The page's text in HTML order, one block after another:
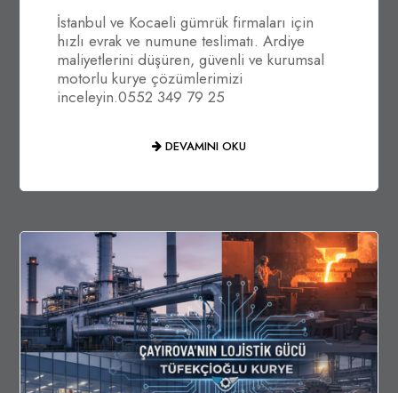
İstanbul ve Kocaeli gümrük firmaları için
hızlı evrak ve numune teslimatı. Ardiye
maliyetlerini düşüren, güvenli ve kurumsal
motorlu kurye çözümlerimizi
inceleyin.0552 349 79 25
DEVAMINI OKU